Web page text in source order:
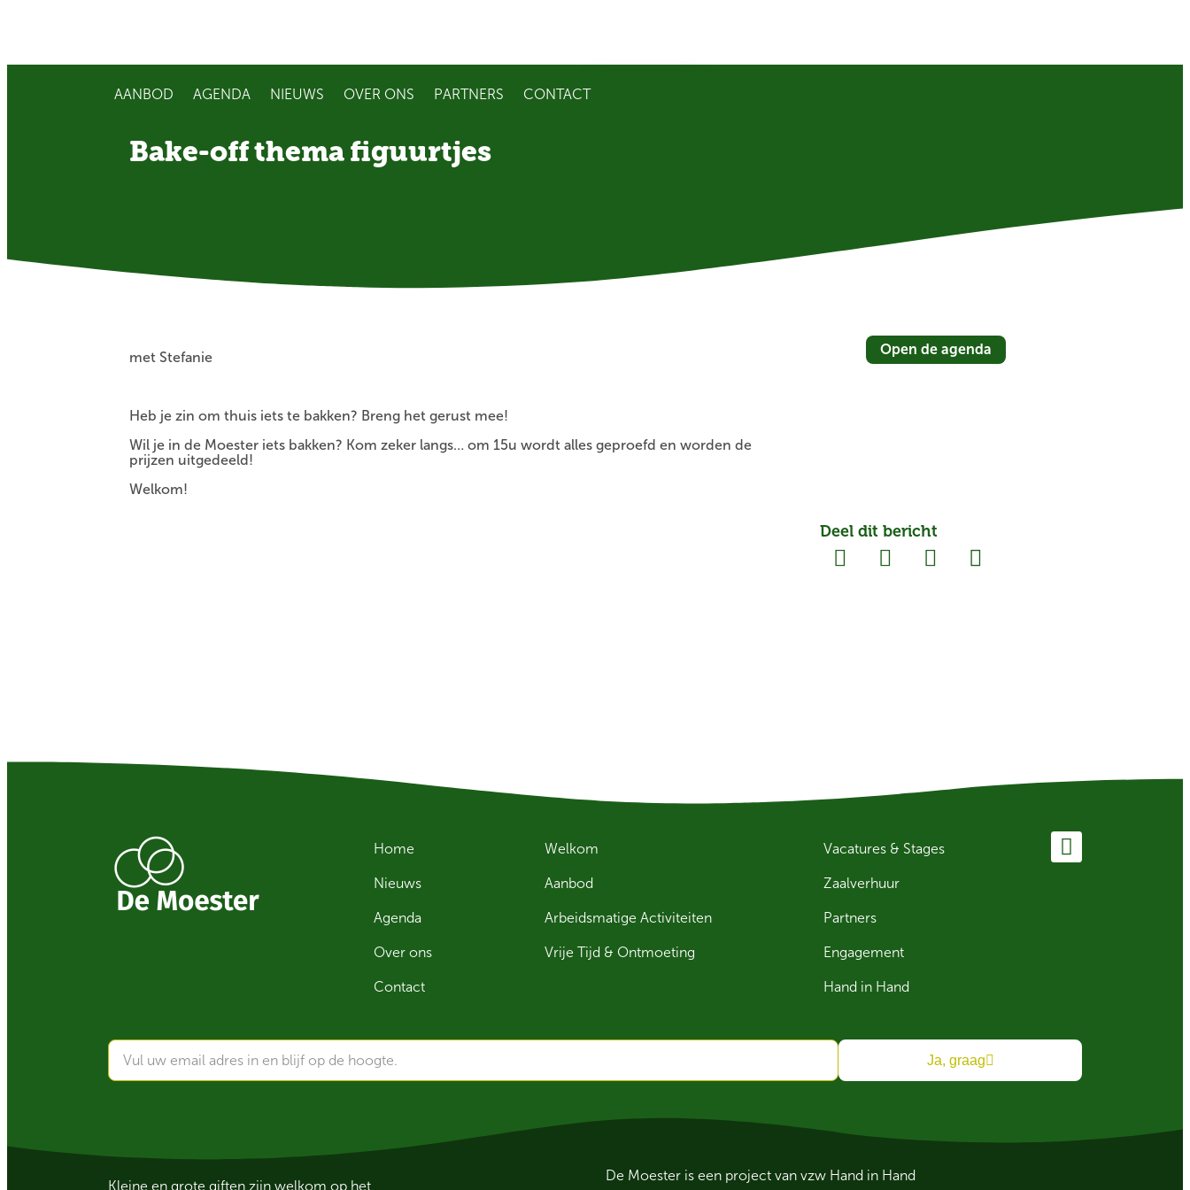
AANBOD AGENDA NIEUWS OVER ONS PARTNERS CONTACT
Bake-off thema figuurtjes
met Stefanie
Heb je zin om thuis iets te bakken? Breng het gerust mee!
Wil je in de Moester iets bakken? Kom zeker langs… om 15u wordt alles geproefd en worden de
prijzen uitgedeeld!
Welkom!
Open de agenda
Deel dit bericht
Home
Nieuws
Agenda
Over ons
Contact
Welkom
Aanbod
Arbeidsmatige Activiteiten
Vrije Tijd & Ontmoeting
Vacatures & Stages
Zaalverhuur
Partners
Engagement
Hand in Hand
Ja, graag
Kleine en grote giften zijn welkom op het
De Moester is een project van vzw Hand in Hand